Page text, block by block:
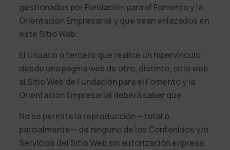
gestionados porFundación para el Fomento y la
Orientación Empresarialy que sean enlazados en
este Sitio Web.
El Usuario o tercero que realice un hipervínculo
desde una página web de otro, distinto, sitio web
al Sitio Web de Fundación para el Fomento y la
Orientación Empresarial deberá saber que:
No se permite la reproducción —total o
parcialmente— de ninguno de los Contenidos y/o
Servicios del Sitio Web sin autorización expresa